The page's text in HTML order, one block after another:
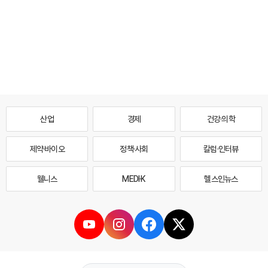
산업 경제 건강·의학
제약·바이오 정책·사회 칼럼·인터뷰
웰니스 MEDI·K 헬스인뉴스